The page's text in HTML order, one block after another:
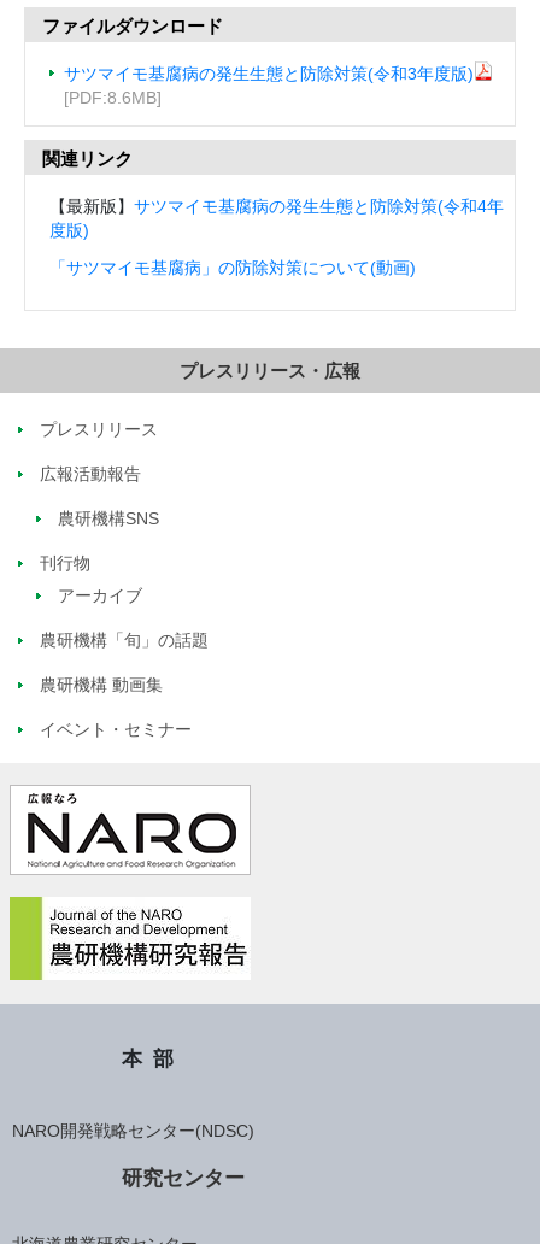
ファイルダウンロード
サツマイモ基腐病の発生生態と防除対策(令和3年度版)
[PDF:8.6MB]
関連リンク
【最新版】 サツマイモ基腐病の発生生態と防除対策(令和4年
度版)
「サツマイモ基腐病」の防除対策について(動画)
プレスリリース・広報
プレスリリース
広報活動報告
農研機構SNS
刊行物
アーカイブ
農研機構「旬」の話題
農研機構 動画集
イベント・セミナー
本部
NARO開発戦略センター(NDSC)
研究センター